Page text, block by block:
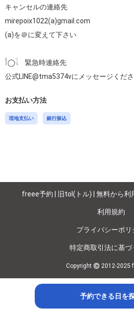
キャンセルの連絡先
mirepoix1022(a)gmail.com
(a)を＠に変えて下さい
𓌉◯𓇋　緊急時連絡先
公式LINE@tma5374vにメッセージくだ
お支払い方法
現地支払い 銀行振込
予約できる日を
freee予約 | 旧tol(トル) | 無料から利
利用規約
プライバシーポリ
特定商取引法に基づ
Copyright © 2012-2025